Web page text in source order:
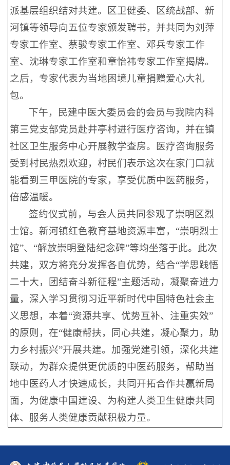
派基层组织结对共建。区卫健委、区统战部、新
河镇等领导向五位专家颁发聘书，并共同为刘萍
专家工作室、蔡骏专家工作室、邓兵专家工作
室、沈琳专家工作室和章怡祎专家工作室揭牌。
之后，专家代表为当地困境儿童捐赠爱心大礼
包。
下午，民建中医大委员会的会员与我院内科
第三党支部党员赴井亭村进行医疗咨询，并在镇
社区卫生服务中心开展教学查房。医疗咨询服务
受到村民热烈欢迎，村民们表示这次在家门口就
能看到三甲医院的专家，享受优质中医药服务，
倍感温暖。
签约仪式前，与会人员共同参观了崇明区烈
士馆。新河镇红色教育基地资源丰富，“崇明烈士
馆”、“解放崇明登陆纪念碑”等均坐落于此。此次
共建，双方将充分发挥各自优势，结合“学思践悟
二十大，团结奋斗新征程”主题活动，凝聚奋进力
量，深入学习贯彻习近平新时代中国特色社会主
义思想，本着“资源共享、优势互补、注重实效”
的原则，在“健康帮扶，同心共建，凝心聚力，助
力乡村振兴”开展共建。加强党建引领，深化共建
联动，为群众提供更优质的中医药服务，帮助当
地中医药人才快速成长，共同开拓合作共赢新局
面，为健康中国建设、为构建人类卫生健康共同
体、服务人类健康贡献积极力量。